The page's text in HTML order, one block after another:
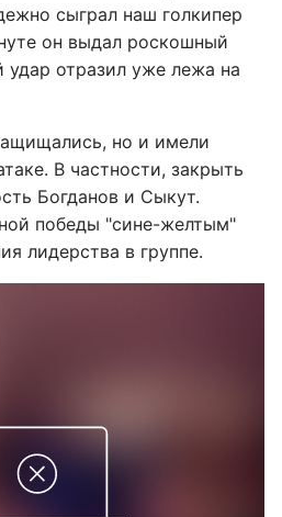
сыграл наш голкипер
он выдал роскошный
удар отразил уже лежа на
но и имели
В частности, закрыть
Богданов и Сыкут.
победы "сине-желтым"
лидерства в группе.